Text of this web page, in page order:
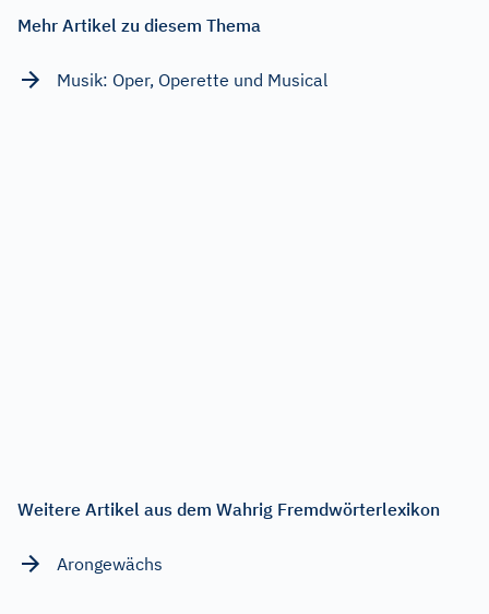
Mehr Artikel zu diesem Thema
Musik: Oper, Operette und Musical
Weitere Artikel aus dem Wahrig Fremdwörterlexikon
Arongewächs